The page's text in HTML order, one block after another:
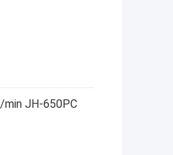
min JH-650PC